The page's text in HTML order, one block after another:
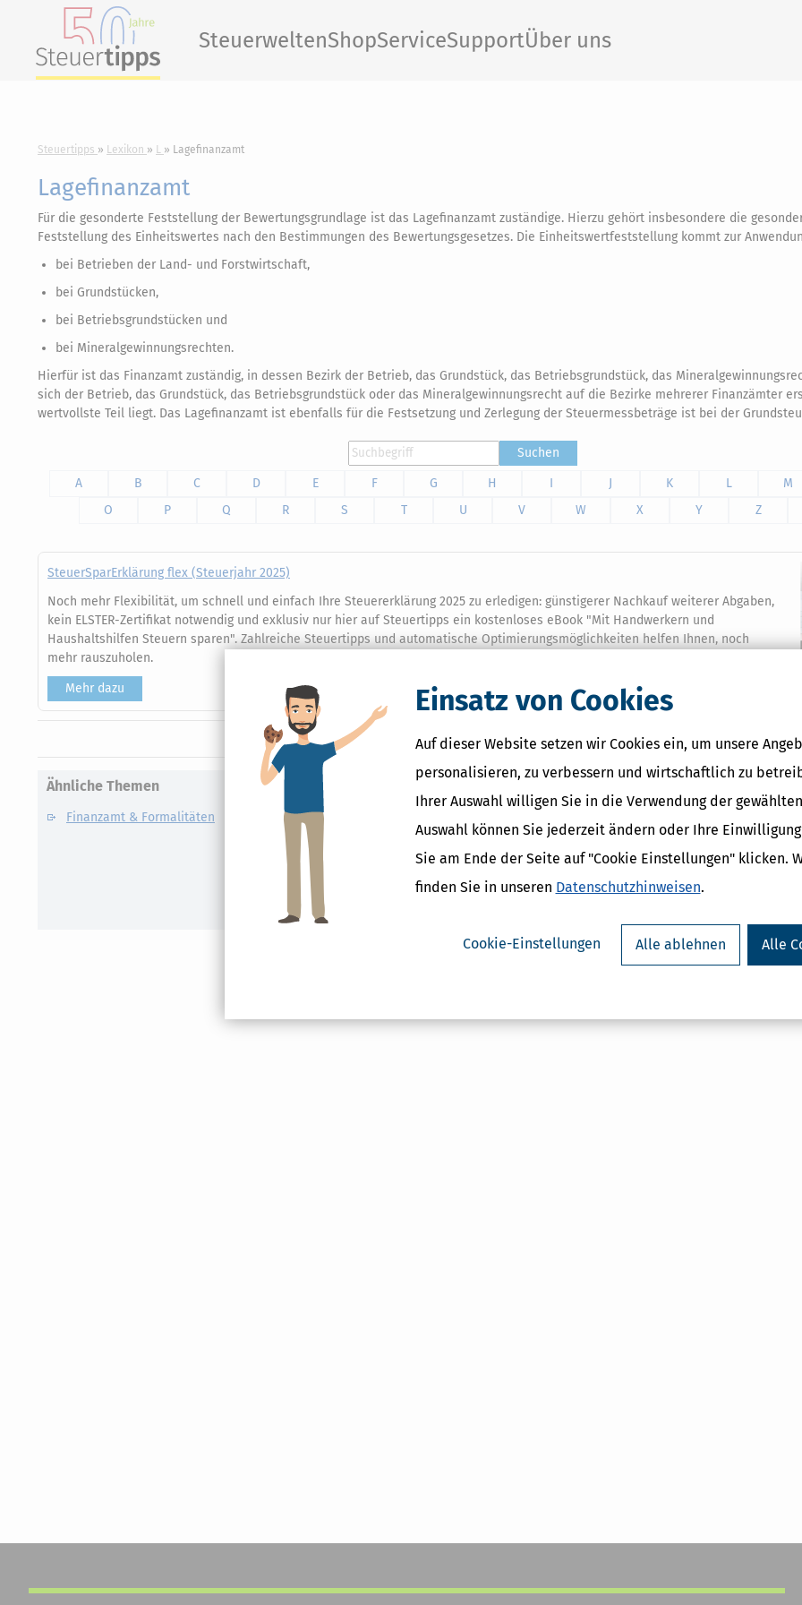
Einsatz von Cookies
Auf dieser Website setzen wir Cookies ein, um unsere
personalisieren, zu verbessern und wirtschaftlich zu
Ihrer Auswahl willigen Sie in die Verwendung der
Auswahl können Sie jederzeit ändern oder Ihre
Sie am Ende der Seite auf "Cookie Einstellungen" klicken.
finden Sie in unseren Datenschutzhinweisen.
Cookie-Einstellungen Alle ablehnen Alle
SteuerweltenShopServiceSupportÜber uns
Steuertipps Lexikon L Lagefinanzamt
Lagefinanzamt
Für die gesonderte Feststellung der Bewertungsgrundlage ist das Lagefinanzamt zuständige. Hierzu gehört insbesondere die
Feststellung des Einheitswertes nach den Bestimmungen des Bewertungsgesetzes. Die Einheitswertfeststellung kommt zur
bei Betrieben der Land- und Forstwirtschaft,
bei Grundstücken,
bei Betriebsgrundstücken und
bei Mineralgewinnungsrechten.
Hierfür ist das Finanzamt zuständig, in dessen Bezirk der Betrieb, das Grundstück, das Betriebsgrundstück, das
sich der Betrieb, das Grundstück, das Betriebsgrundstück oder das Mineralgewinnungsrecht auf die Bezirke mehrerer Finanzämter
wertvollste Teil liegt. Das Lagefinanzamt ist ebenfalls für die Festsetzung und Zerlegung der Steuermessbeträge ist bei der
Suchen
A
B C D E F G H I J K L M
O
P Q R S T U V W X Y Z
SteuerSparErklärung flex (Steuerjahr 2025)
Noch mehr Flexibilität, um schnell und einfach Ihre Steuererklärung 2025 zu erledigen: günstigerer Nachkauf weiterer Abgaben,
kein ELSTER-Zertifikat notwendig und exklusiv nur hier auf Steuertipps ein kostenloses eBook "Mit Handwerkern und
Haushaltshilfen Steuern sparen". Zahlreiche Steuertipps und automatische Optimierungsmöglichkeiten helfen Ihnen, noch
mehr rauszuholen.
Mehr dazu
Ähnliche Themen
Finanzamt & Formalitäten
Abgabenordnung
Finanzamt
Wohnsitzfinanzamt